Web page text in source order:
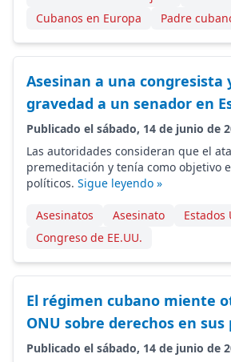
Cubanos en Europa
Padre
Asesinan a una congresista
gravedad a un senador en
Publicado el sábado, 14 de junio de
Las autoridades consideran que el
premeditación y tenía como objetivo
políticos. Sigue leyendo »
Asesinatos Asesinato
Estados
Congreso de EE.UU.
El régimen cubano miente
ONU sobre derechos en sus
Publicado el sábado, 14 de junio de